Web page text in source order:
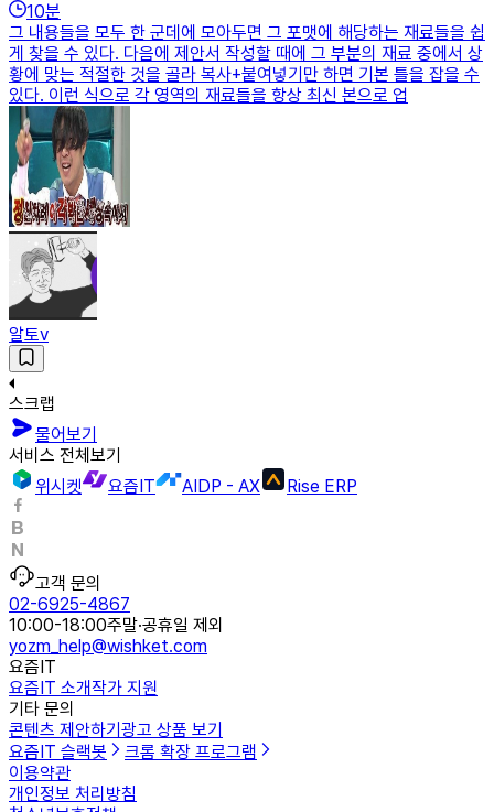
10분
그 내용들을 모두 한 군데에 모아두면 그 포맷에 해당하는 재료들을 쉽
게 찾을 수 있다. 다음에 제안서 작성할 때에 그 부분의 재료 중에서 상
황에 맞는 적절한 것을 골라 복사+붙여넣기만 하면 기본 틀을 잡을 수
있다. 이런 식으로 각 영역의 재료들을 항상 최신 본으로 업
알토v
스크랩
물어보기
서비스 전체보기
위시켓
요즘IT AIDP - AX Rise ERP
고객 문의
02-6925-4867
10:00-18:00주말·공휴일 제외
yozm_help@wishket.com
요즘IT
요즘IT 소개작가 지원
기타 문의
콘텐츠 제안하기 광고 상품 보기
요즘IT 슬랙봇
크롬 확장 프로그램
이용약관
개인정보 처리방침